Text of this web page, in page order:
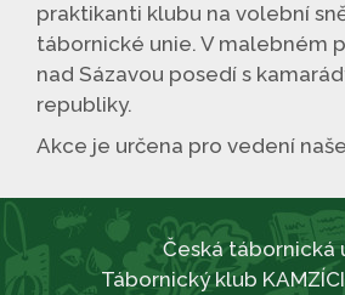
praktikanti klubu na volební
tábornické unie. V malebném
nad Sázavou posedí s
republiky.
Akce je určena pro vedení
Česká tábornická
Tábornický klub